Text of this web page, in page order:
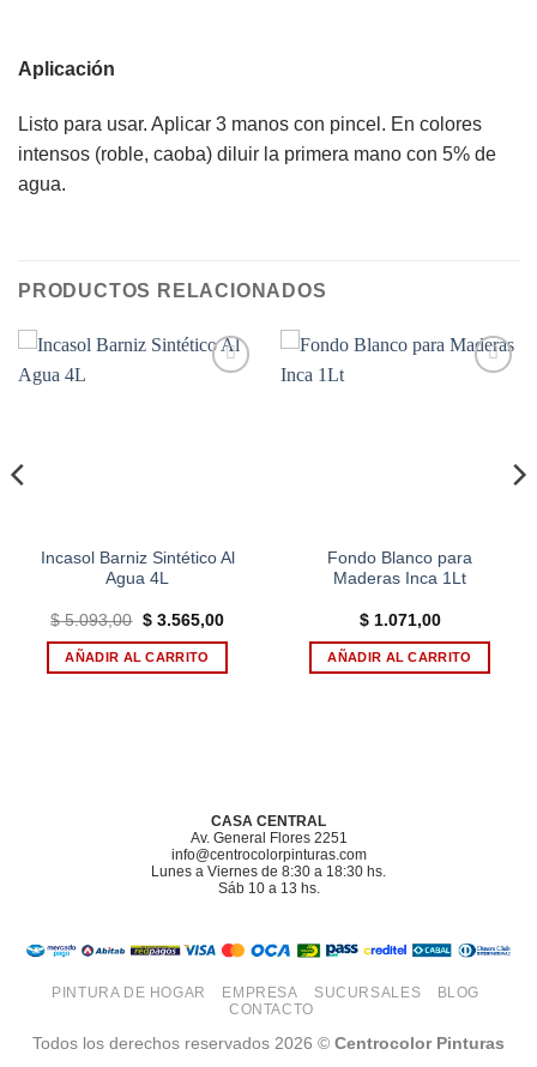
Aplicación
Listo para usar. Aplicar 3 manos con pincel. En colores
intensos (roble, caoba) diluir la primera mano con 5% de
agua.
PRODUCTOS RELACIONADOS
Incasol Barniz Sintético Al
Agua 4L
$5.093,00 El
original
era:
$3.565,00El
AÑADIR AL CARRITO
Fondo Blanco para
Maderas Inca 1Lt
$1.071,00
AÑADIR AL CARRITO
CASA CENTRAL
Av. General Flores 2251
info@centrocolorpinturas.com
Lunes a Viernes de 8:30 a 18:30 hs.
Sáb 10 a 13 hs.
PINTURA DE HOGAR EMPRESA SUCURSALES
BLOG
CONTACTO
Todos los derechos reservados 2026 © Centrocolor Pinturas